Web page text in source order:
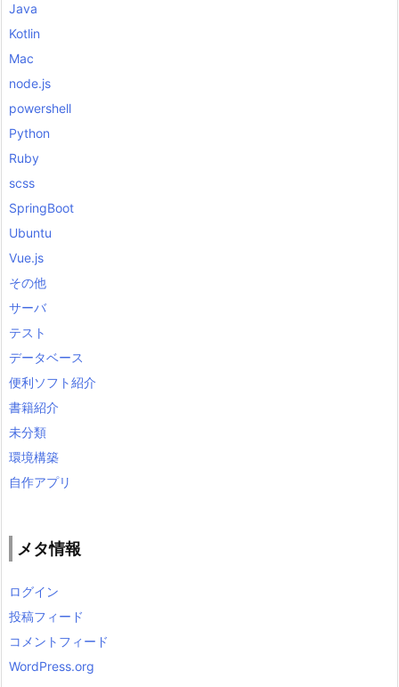
Java
Kotlin
Mac
node.js
powershell
Python
Ruby
scss
SpringBoot
Ubuntu
Vue.js
その他
サーバ
テスト
データベース
便利ソフト紹介
書籍紹介
未分類
環境構築
自作アプリ
メタ情報
ログイン
投稿フィード
コメントフィード
WordPress.org